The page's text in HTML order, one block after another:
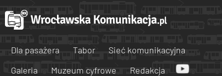
Dla pasażera Tabor
Sieć komunikacyjna
Galeria
Muzeum cyfrowe Redakcja